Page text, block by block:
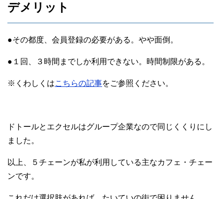
デメリット
●その都度、会員登録の必要がある。やや面倒。
●１回、３時間までしか利用できない。時間制限がある。
※くわしくはこちらの記事をご参照ください。
ドトールとエクセルはグループ企業なので同じくくりにし
ました。
以上、５チェーンが私が利用している主なカフェ・チェー
ンです。